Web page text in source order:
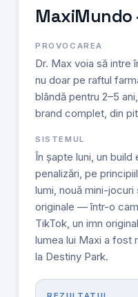
MaxiMundo
PROVOCAREA
Dr. Max voia să intre
nu doar pe raftul
blândă pentru 2–5
brand complet, din
SISTEMUL
În șapte luni, un
penalizări, pe
lumi, nouă mini-
originale — într-o
TikTok, un imn
lumea lui Maxi a fost
la Destiny Park.